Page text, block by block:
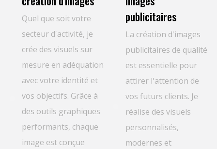
Quel que soit votre
secteur d'activité, je
crée des visuels sur
mesure en adéquation
avec votre identité et
vos objectifs. Grâce à
des outils graphiques
performants, chaque
image est conçue
publicitaires
La création d'images
publicitaires de qualité
est essentielle pour
attirer l'attention de
vos futurs clients. Je
réalise des visuels
personnalisés,
modernes et